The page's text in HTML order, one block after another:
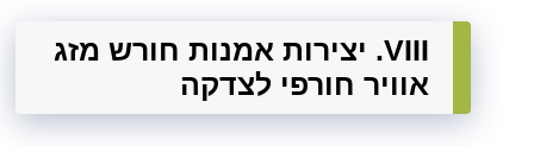
VIII. יצירות אמנות חורש מזג
אוויר חורפי לצדקה